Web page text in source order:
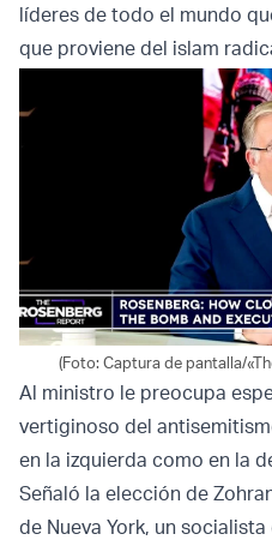
líderes de todo el mundo
que proviene del islam
(Foto: Captura de pantalla/
Al ministro le preocupa
vertiginoso del
en la izquierda como en la
Señaló la elección de
de Nueva York, un